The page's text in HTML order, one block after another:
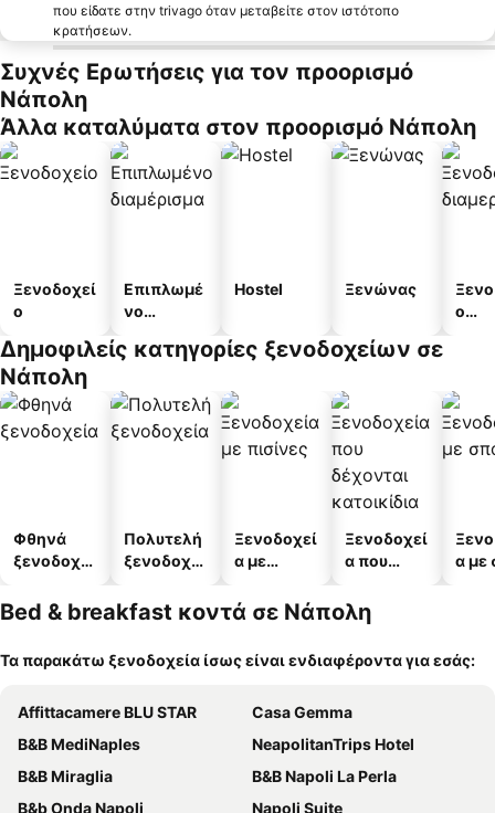
που είδατε στην trivago όταν μεταβείτε στον ιστότοπο
κρατήσεων.
Συχνές Ερωτήσεις για τον προορισμό
Νάπολη
Άλλα καταλύματα στον προορισμό Νάπολη
Ξενοδοχεί
ο
Επιπλωμέ
νο
α
Hostel Ξενώνας
ο
Δημοφιλείς κατηγορίες ξενοδοχείων σε
Νάπολη
Φθηνά
ξενοδοχεί
Πολυτελή
ξενοδοχεί
Ξενοδοχεί
α με
Ξενοδοχεί
α που
κατοικίδι
α με
Bed & breakfast κοντά σε Νάπολη
Τα παρακάτω ξενοδοχεία ίσως είναι ενδιαφέροντα για εσάς:
Affittacamere BLU STAR
Casa Gemma
B&B MediNaples
NeapolitanTrips Hotel
B&B Miraglia
B&B Napoli La Perla
B&b Onda Napoli
Napoli Suite